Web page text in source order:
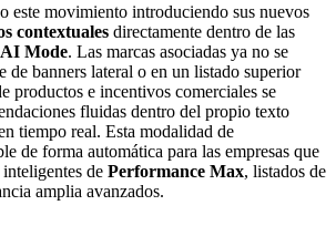
este movimiento introduciendo sus nuevos
contextuales directamente dentro de las
AI Mode. Las marcas asociadas ya no se
de banners lateral o en un listado superior
productos e incentivos comerciales se
fluidas dentro del propio texto
tiempo real. Esta modalidad de
de forma automática para las empresas que
de Performance Max, listados de
amplia avanzados.